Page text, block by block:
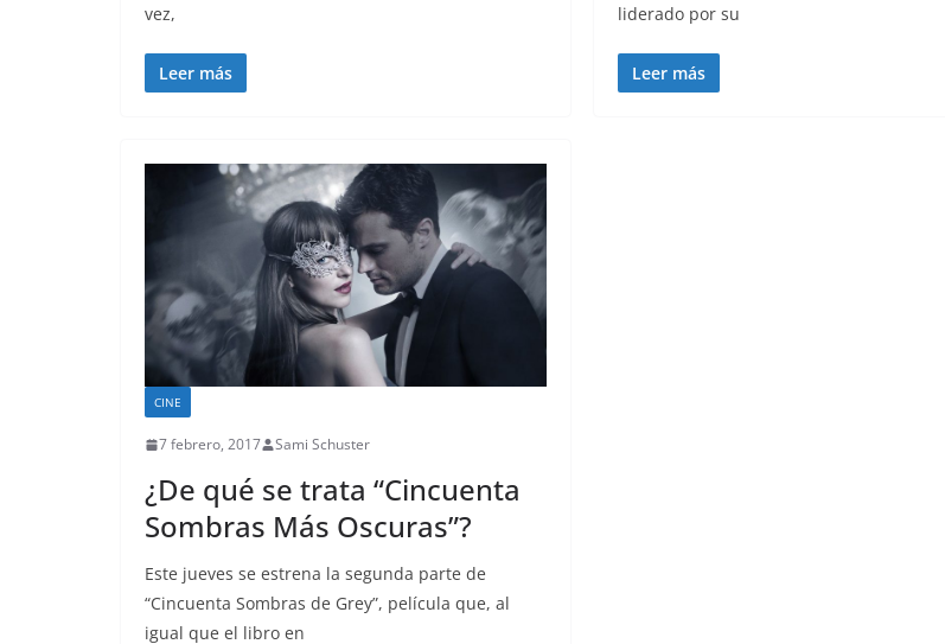
vez,
Leer más
liderado por su
Leer más
CINE
7 febrero, 2017 Sami Schuster
¿De qué se trata “Cincuenta
Sombras Más Oscuras”?
Este jueves se estrena la segunda parte de
“Cincuenta Sombras de Grey”, película que, al
igual que el libro en